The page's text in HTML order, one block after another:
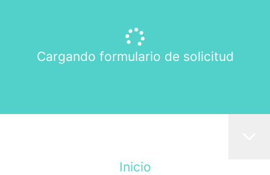
Cargando formulario de solicitud
Inicio